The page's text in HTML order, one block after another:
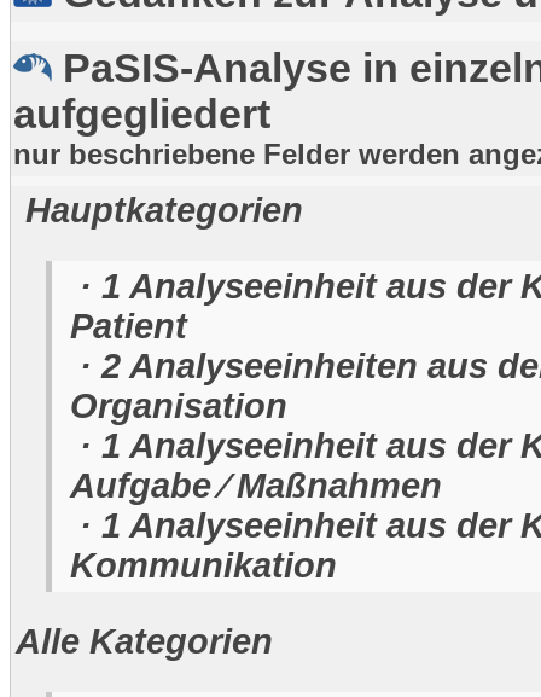
PaSIS-Analyse in
aufgegliedert
nur beschriebene Felder werden
Hauptkategorien
· 1 Analyseeinheit aus der
Patient
· 2 Analyseeinheiten aus
Organisation
· 1 Analyseeinheit aus der
Aufgabe ⁄ Maßnahmen
· 1 Analyseeinheit aus der
Kommunikation
Alle Kategorien